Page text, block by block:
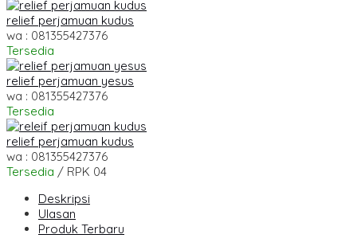
relief perjamuan kudus
wa : 081355427376
Tersedia
relief perjamuan yesus
wa : 081355427376
Tersedia
relief perjamuan kudus
wa : 081355427376
Tersedia / RPK 04
Deskripsi
Ulasan
Produk Terbaru